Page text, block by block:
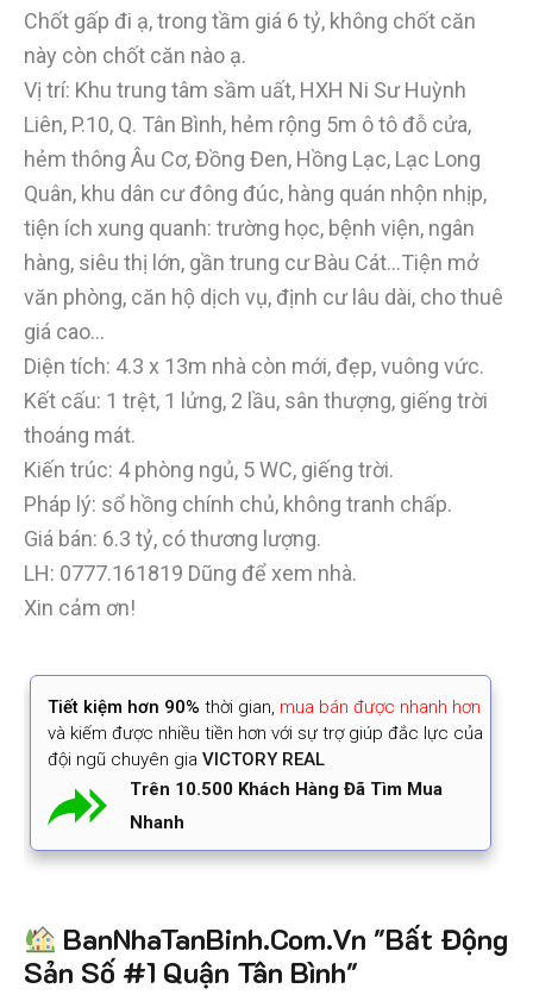
Chốt gấp đi ạ, trong tầm giá 6 tỷ, không chốt căn
này còn chốt căn nào ạ.
Vị trí: Khu trung tâm sầm uất, HXH Ni Sư Huỳnh
Liên, P.10, Q. Tân Bình, hẻm rộng 5m ô tô đỗ cửa,
hẻm thông Âu Cơ, Đồng Đen, Hồng Lạc, Lạc Long
Quân, khu dân cư đông đúc, hàng quán nhộn nhịp,
tiện ích xung quanh: trường học, bệnh viện, ngân
hàng, siêu thị lớn, gần trung cư Bàu Cát…Tiện mở
văn phòng, căn hộ dịch vụ, định cư lâu dài, cho thuê
giá cao…
Diện tích: 4.3 x 13m nhà còn mới, đẹp, vuông vức.
Kết cấu: 1 trệt, 1 lửng, 2 lầu, sân thượng, giếng trời
thoáng mát.
Kiến trúc: 4 phòng ngủ, 5 WC, giếng trời.
Pháp lý: sổ hồng chính chủ, không tranh chấp.
Giá bán: 6.3 tỷ, có thương lượng.
LH: 0777.161819 Dũng để xem nhà.
Xin cảm ơn!
Tiết kiệm hơn 90% thời gian, mua bán được nhanh hơn
và kiếm được nhiều tiền hơn với sự trợ giúp đắc lực của
đội ngũ chuyên gia VICTORY REAL
Trên 10.500 Khách Hàng Đã Tìm Mua
Nhanh
BanNhaTanBinh.Com.Vn "Bất Động
Sản Số #1 Quận Tân Bình"